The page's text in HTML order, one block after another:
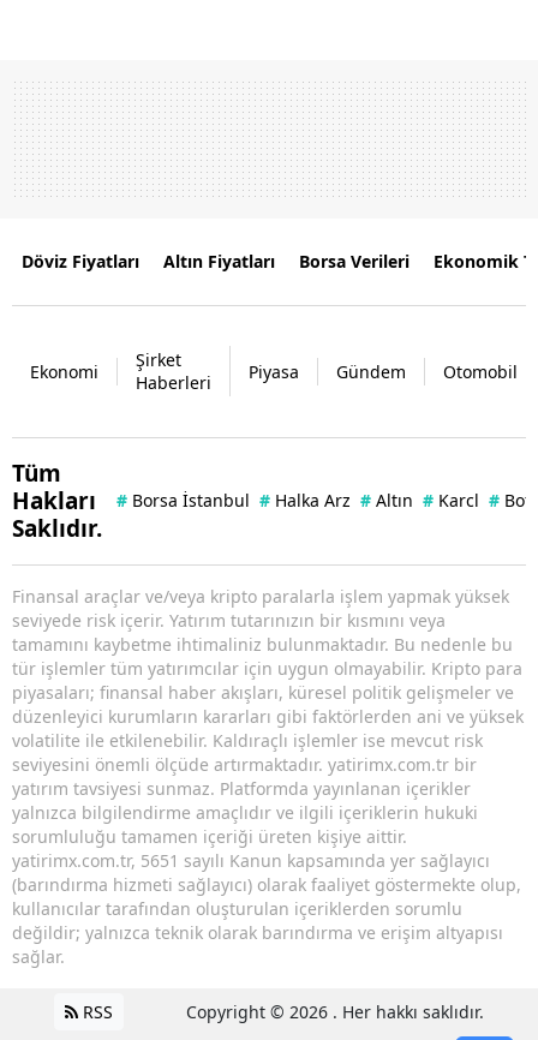
Döviz Fiyatları Altın Fiyatları Borsa Verileri Ekonomik
Ekonomi
Şirket
Haberleri
Piyasa Gündem Otomobil
Tüm
Hakları
Saklıdır.
# Borsa İstanbul # Halka Arz # Altın # Karcl #
Finansal araçlar ve/veya kripto paralarla işlem yapmak yüksek
seviyede risk içerir. Yatırım tutarınızın bir kısmını veya
tamamını kaybetme ihtimaliniz bulunmaktadır. Bu nedenle bu
tür işlemler tüm yatırımcılar için uygun olmayabilir. Kripto para
piyasaları; finansal haber akışları, küresel politik gelişmeler ve
düzenleyici kurumların kararları gibi faktörlerden ani ve yüksek
volatilite ile etkilenebilir. Kaldıraçlı işlemler ise mevcut risk
seviyesini önemli ölçüde artırmaktadır. yatirimx.com.tr bir
yatırım tavsiyesi sunmaz. Platformda yayınlanan içerikler
yalnızca bilgilendirme amaçlıdır ve ilgili içeriklerin hukuki
sorumluluğu tamamen içeriği üreten kişiye aittir.
yatirimx.com.tr, 5651 sayılı Kanun kapsamında yer sağlayıcı
(barındırma hizmeti sağlayıcı) olarak faaliyet göstermekte olup,
kullanıcılar tarafından oluşturulan içeriklerden sorumlu
değildir; yalnızca teknik olarak barındırma ve erişim altyapısı
sağlar.
RSS Copyright © 2026 . Her hakkı saklıdır.